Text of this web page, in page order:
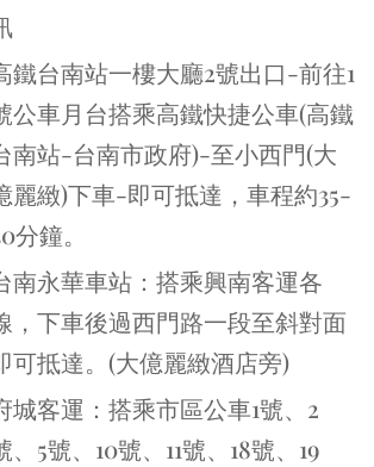
鐵台南站一樓大廳2號出口-前往1
公車月台搭乘高鐵快捷公車(高鐵
南站-台南市政府)-至小西門(大
麗緻)下車-即可抵達，車程約35-
分鐘。
南永華車站：搭乘興南客運各
，下車後過西門路一段至斜對面
可抵達。(大億麗緻酒店旁)
城客運：搭乘市區公車1號、2
、5號、10號、11號、18號、19